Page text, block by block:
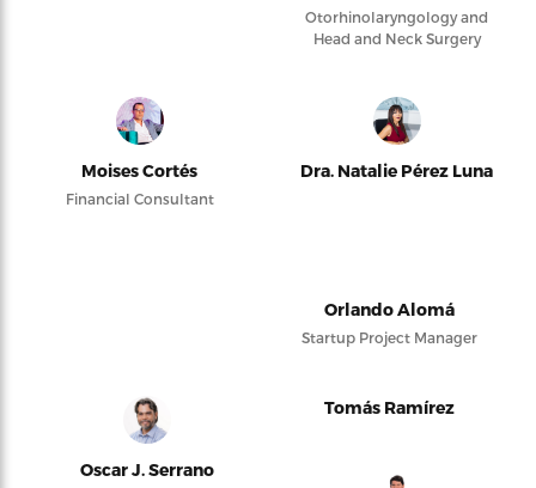
Otorhinolaryngology and
Head and Neck Surgery
Moises Cortés
Financial Consultant
Dra. Natalie Pérez Luna
Orlando Alomá
Startup Project Manager
Oscar J. Serrano
Tomás Ramírez